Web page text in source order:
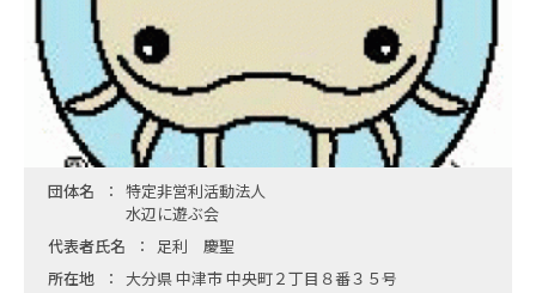
団体名
特定非営利活動法人
水辺に遊ぶ会
代表者氏名
足利 慶聖
所在地
大分県 中津市 中央町２丁目８番３５号